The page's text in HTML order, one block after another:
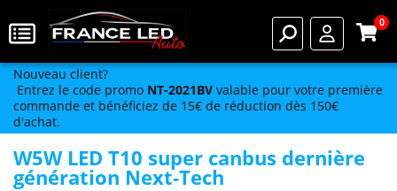
0
Nouveau client?
Entrez le code promo NT-2021BV valable pour votre première
commande et bénéficiez de 15€ de réduction dès 150€
d'achat.
W5W LED T10 super canbus dernière
génération Next-Tech